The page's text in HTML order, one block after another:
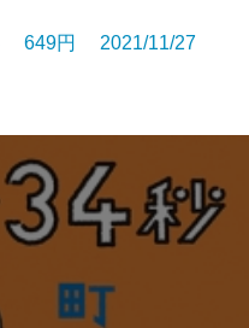
649円 2021/11/27